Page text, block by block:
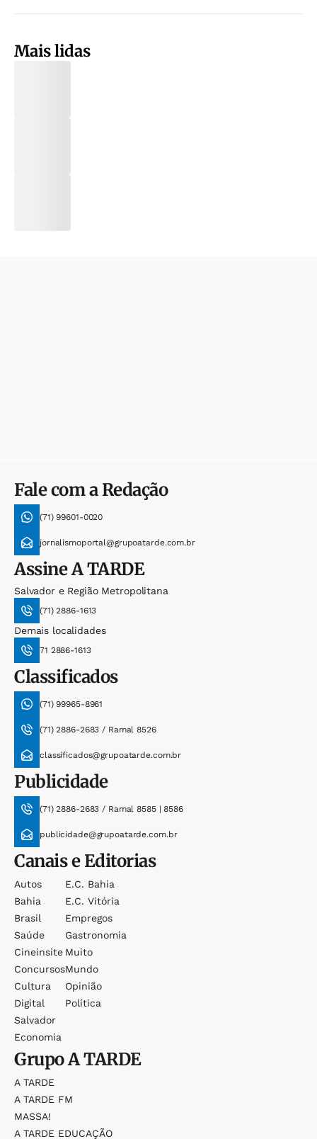
Mais lidas
Fale com a Redação
(71) 99601-0020
jornalismoportal@grupoatarde.com.br
AssineA TARDE
Salvador e Região Metropolitana
(71) 2886-1613
Demais localidades
71 2886-1613
Classificados
(71) 99965-8961
(71) 2886-2683 / Ramal 8526
classificados@grupoatarde.com.br
Publicidade
(71) 2886-2683 / Ramal 8585 | 8586
publicidade@grupoatarde.com.br
Canais e Editorias
Autos
Bahia
Brasil
Saúde
Cineinsite
Concursos
Cultura
Digital
Salvador
Economia
E.c. Bahia
E.c. Vitória
Empregos
Gastronomia
Muito
Mundo
Opinião
Política
GrupoA TARDE
A TARDE
A TARDE FM
MASSA!
A TARDE EDUCAÇÃO